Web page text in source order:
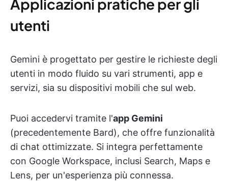
Applicazioni pratiche per gli
utenti
Gemini è progettato per gestire le richieste degli
utenti in modo fluido su vari strumenti, app e
servizi, sia su dispositivi mobili che sul web.
Puoi accedervi tramite l'app Gemini
(precedentemente Bard), che offre funzionalità
di chat ottimizzate. Si integra perfettamente
con Google Workspace, inclusi Search, Maps e
Lens, per un'esperienza più connessa.